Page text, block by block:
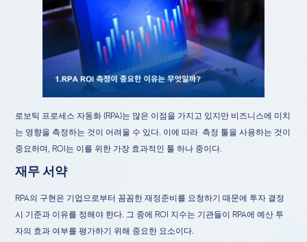
로보틱 프로세스 자동화 (RPA)는 많은 이점을 가지고 있지만 비즈니스에 미치
는 영향을 측정하는 것이 어려울 수 있다. 이에 따라 측정 툴을 사용하는 것이
중요하며, ROI는 이를 위한 가장 효과적인 툴 하나 중이다.
재무 서약
RPA의 구현은 기업으로부터 꼼꼼한 재정준비를 요청하기 때문에 투자 결정
시 기준과 이유를 정해야 한다. 그 중에 ROI 지수는 기관들이 RPA에 예산 투
자의 효과 여부를 평가하기 위해 중요한 요소이다.